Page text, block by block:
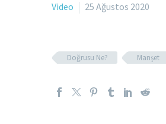
Video 25 Ağustos 2020
Doğrusu Ne? Manşet